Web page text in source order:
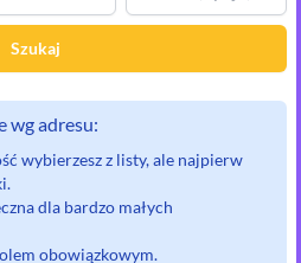
Szukaj
wg adresu:
wybierzesz z listy, ale najpierw
dla bardzo małych
obowiązkowym.